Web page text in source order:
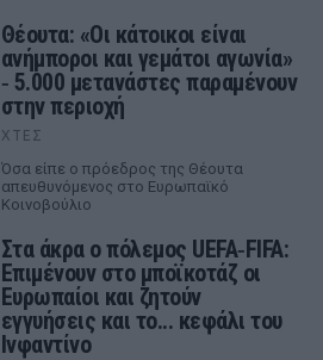
Θέουτα: «Οι κάτοικοι είναι
ανήμποροι και γεμάτοι αγωνία»
‑ 5.000 μετανάστες παραμένουν
στην περιοχή
ΧΤΕΣ
Όσα είπε ο πρόεδρος της Θέουτα
απευθυνόμενος στο Ευρωπαϊκό
Κοινοβούλιο
Στα άκρα ο πόλεμος UEFA‑FIFA:
Επιμένουν στο μποϊκοτάζ οι
Ευρωπαίοι και ζητούν
εγγυήσεις και το... κεφάλι του
Ινφαντίνο